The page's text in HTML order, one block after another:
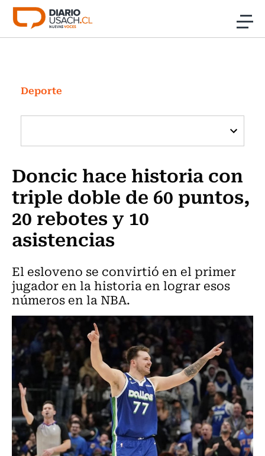
Click acá para ir directamente al contenido
Investigación
Cultura
Programas Radio y TV Usach
Deporte
Doncic hace historia con
triple doble de 60 puntos,
20 rebotes y 10
asistencias
El esloveno se convirtió en el primer
jugador en la historia en lograr esos
números en la NBA.